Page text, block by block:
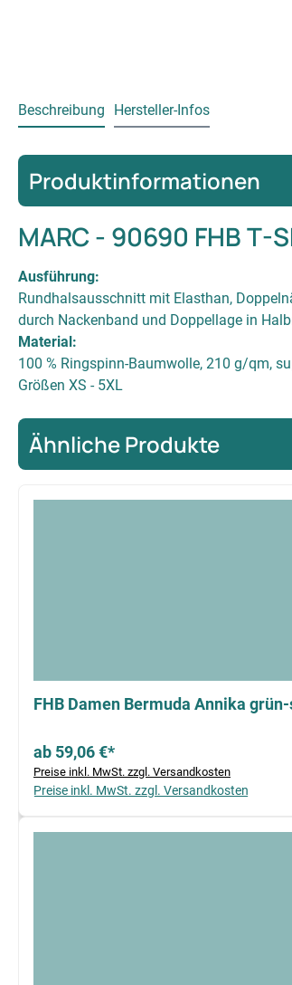
Beschreibung Hersteller-Infos
Produktinformationen
MARC - 90690 FHB
Ausführung:
Rundhalsausschnitt mit Elasthan,
durch Nackenband und Doppellage in
Material:
100 % Ringspinn-Baumwolle, 210 g/qm,
Größen XS - 5XL
Ähnliche Produkte
FHB Damen Bermuda Annika
ab 59,06 €*
Preise inkl. MwSt. zzgl. Versandkosten
Preise inkl. MwSt. zzgl. Versandkosten